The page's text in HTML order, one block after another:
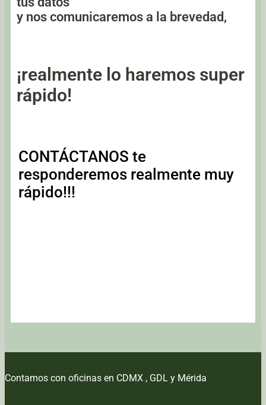
y nos comunicaremos a la brevedad,
¡realmente lo haremos super
rápido!
CONTÁCTANOS te
responderemos realmente muy
rápido!!!
Contamos con oficinas en CDMX , GDL y Mérida